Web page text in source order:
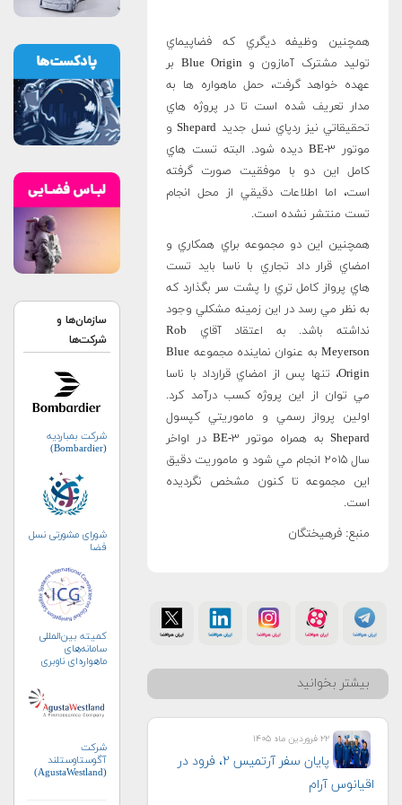
همچنين وظيفه ديگري که فضاپيماي
توليد مشترک آمازون و Blue Origin بر
عهده خواهد گرفت، حمل ماهواره ها به
مدار تعريف شده است تا در پروژه هاي
تحقيقاتي نيز ردپاي نسل جديد Shepard و
موتور BE-۳ ديده شود. البته تست هاي
کامل اين دو با موفقيت صورت گرفته
است، اما اطلاعات دقيقي از محل انجام
تست منتشر نشده است.
همچنين اين دو مجموعه براي همکاري و
امضاي قرار داد تجاري با ناسا بايد تست
هاي پرواز کامل تري را پشت سر بگذارد که
به نظر مي رسد در اين زمينه مشکلي وجود
نداشته باشد. به اعتقاد آقاي Rob
Meyerson به عنوان نماينده مجموعه Blue
Origin، تنها پس از امضاي قرارداد با ناسا
مي توان از اين پروژه کسب درآمد کرد.
اولين پرواز رسمي و ماموريتي کپسول
Shepard به همراه موتور BE-۳ در اواخر
سال ۲۰۱۵ انجام مي شود و ماموريت دقيق
اين مجموعه تا کنون مشخص نگرديده
است.
منبع: فرهیختگان
بیشتر بخوانید
۲۲ فروردین ماه ۱۴۰۵
پایان سفر آرتمیس ۲، فرود در
اقیانوس آرام
سازمان‌ها و
شرکت‌ها
شرکت بمباردیه
(Bombardier)
شورای مشورتی نسل
فضا
کمیته بین‌المللی
سامانه‌های
ماهواره‌ای ناوبری
شرکت
آگوستاوستلند
(AgustaWestland)